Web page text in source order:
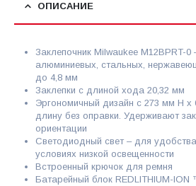
ОПИСАНИЕ
Заклепочник Milwaukee M12BPRT-
алюминиевых, стальных,
до 4,8 мм
Заклепки с длиной хода 20,32 мм
Эргономичный дизайн с 273 мм H x
длину без оправки. Удерживают
ориентации
Светодиодный свет – для
условиях низкой освещенности
Встроенный крючок для ремня
Батарейный блок REDLITHIUM-ION